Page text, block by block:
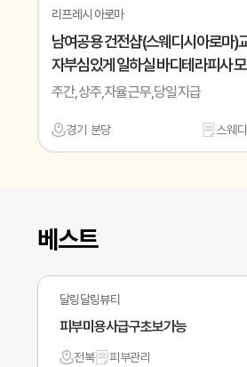
리프레시 아로마
남여공용 건전샵(스웨디시아로마)
자부심있게 일하실 바디테라피사
주간,상주,자율근무,당일지급
경기 분당 스웨
베스트
달링달링뷰티
피부미용사급구초보가능
전북 피부관리